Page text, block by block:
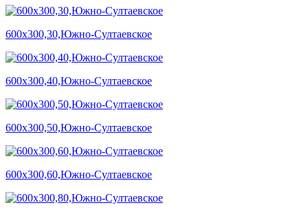
600х300,30,Южно-Султаевское
600х300,40,Южно-Султаевское
600х300,50,Южно-Султаевское
600х300,60,Южно-Султаевское